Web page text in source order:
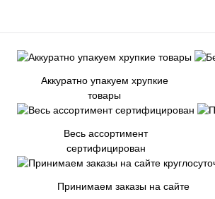
Аккуратно упакуем хрупкие
товары
Весь ассортимент
сертифицирован
Принимаем заказы на сайте